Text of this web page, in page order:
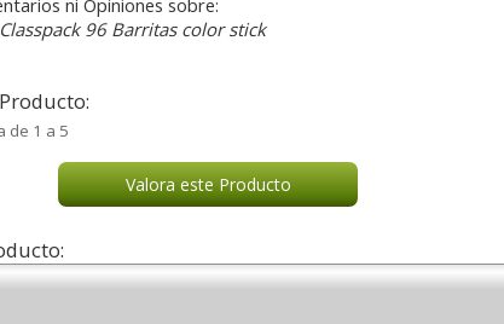
96 Barritas color stick
de 1 a 5
Valora este Producto